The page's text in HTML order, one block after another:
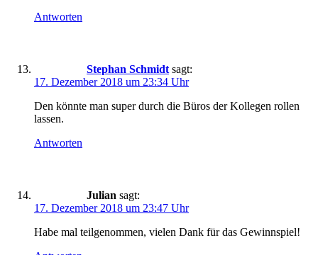
Antworten
Stephan Schmidt sagt:
17. Dezember 2018 um 23:34 Uhr
Den könnte man super durch die Büros der Kollegen rollen
lassen.
Antworten
Julian sagt:
17. Dezember 2018 um 23:47 Uhr
Habe mal teilgenommen, vielen Dank für das Gewinnspiel!